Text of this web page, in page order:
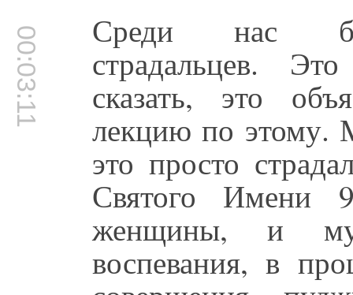
00:03:11 Среди нас
страдальцев.
сказать, это
лекцию по этому.
это просто
Святого Имени
женщины, и
воспевания, в